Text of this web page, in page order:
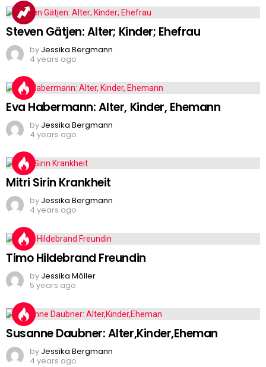
Steven Gätjen: Alter; Kinder; Ehefrau
by Jessika Bergmann
4 years ago
Eva Habermann: Alter, Kinder, Ehemann
by Jessika Bergmann
4 years ago
Mitri Sirin Krankheit
by Jessika Bergmann
4 years ago
Timo Hildebrand Freundin
by Jessika Möller
5 years ago
Susanne Daubner: Alter,Kinder,Eheman
by Jessika Bergmann
4 years ago